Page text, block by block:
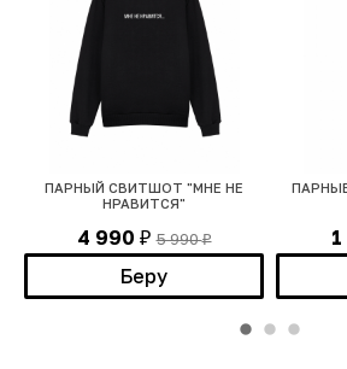
ПАРНЫЙ СВИТШОТ "МНЕ НЕ
НРАВИТСЯ"
4 990 ₽ 5 990₽
Беру